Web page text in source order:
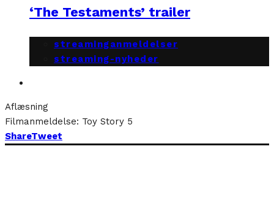
‘The Testaments’ trailer
streaminganmeldelser
streaming-nyheder
Aflæsning
Filmanmeldelse: Toy Story 5
ShareTweet